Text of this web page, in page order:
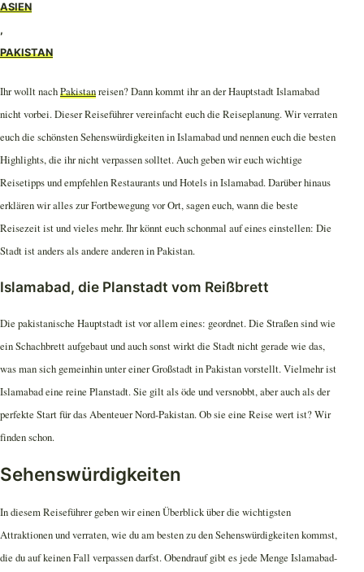
ASIEN
,
PAKISTAN
Ihr wollt nachPakistanreisen? Dann kommt ihr an der Hauptstadt Islamabad
nicht vorbei. Dieser Reiseführer vereinfacht euch die Reiseplanung. Wir verraten
euch die schönsten Sehenswürdigkeiten in Islamabad und nennen euch die besten
Highlights, die ihr nicht verpassen solltet. Auch geben wir euch wichtige
Reisetipps und empfehlen Restaurants und Hotels in Islamabad. Darüber hinaus
erklären wir alles zur Fortbewegung vor Ort, sagen euch, wann die beste
Reisezeit ist und vieles mehr. Ihr könnt euch schonmal auf eines einstellen: Die
Stadt ist anders als andere anderen in Pakistan.
Islamabad, die Planstadt vom Reißbrett
Die pakistanische Hauptstadt ist vor allem eines: geordnet. Die Straßen sind wie
ein Schachbrett aufgebaut und auch sonst wirkt die Stadt nicht gerade wie das,
was man sich gemeinhin unter einer Großstadt in Pakistan vorstellt. Vielmehr ist
Islamabad eine reine Planstadt. Sie gilt als öde und versnobbt, aber auch als der
perfekte Start für das Abenteuer Nord-Pakistan. Ob sie eine Reise wert ist? Wir
finden schon.
Sehenswürdigkeiten
In diesem Reiseführer geben wir einen Überblick über die wichtigsten
Attraktionen und verraten, wie du am besten zu den Sehenswürdigkeiten kommst,
die du auf keinen Fall verpassen darfst. Obendrauf gibt es jede Menge Islamabad-